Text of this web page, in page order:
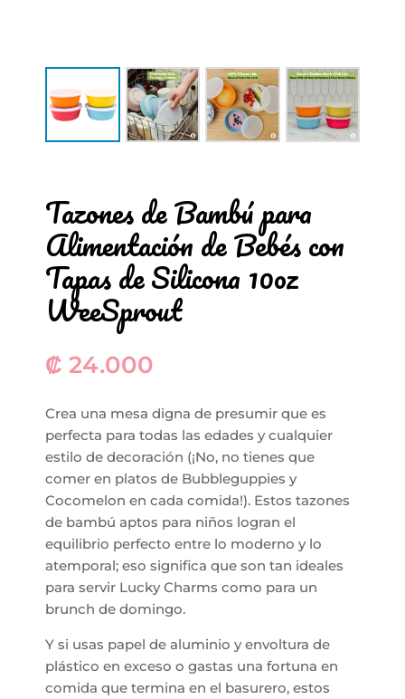
Tazones de Bambú para
Alimentación de Bebés con
Tapas de Silicona 10oz
WeeSprout
₡ 24.000
Crea una mesa digna de presumir que es
perfecta para todas las edades y cualquier
estilo de decoración (¡No, no tienes que
comer en platos de Bubbleguppies y
Cocomelon en cada comida!). Estos tazones
de bambú aptos para niños logran el
equilibrio perfecto entre lo moderno y lo
atemporal; eso significa que son tan ideales
para servir Lucky Charms como para un
brunch de domingo.
Y si usas papel de aluminio y envoltura de
plástico en exceso o gastas una fortuna en
comida que termina en el basurero, estos